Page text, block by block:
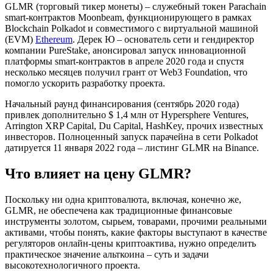
GLMR (торговый тикер монеты) – служебный токен Parachain
smart-контрактов Moonbeam, функционирующего в рамках
Blockchain Polkadot и совместимого с виртуальной машиной
(EVM) Ethereum. Дерек Ю – основатель сети и гендиректор
компании PureStake, анонсировал запуск инновационной
платформы smart-контрактов в апреле 2020 года и спустя
несколько месяцев получил грант от Web3 Foundation, что
помогло ускорить разработку проекта.
Начальный раунд финансирования (сентябрь 2020 года)
привлек дополнительно $ 1,4 млн от Hypersphere Ventures,
Arrington XRP Capital, Du Capital, HashKey, прочих известных
инвесторов. Полноценный запуск парачейна в сети Polkadot
датируется 11 января 2022 года – листинг GLMR на Binance.
Что влияет на цену GLMR?
Поскольку ни одна криптовалюта, включая, конечно же,
GLMR, не обеспечена как традиционные финансовые
инструменты золотом, сырьем, товарами, прочими реальными
активами, чтобы понять, какие факторы выступают в качестве
регуляторов онлайн-цены криптоактива, нужно определить
практическое значение альткоина – суть и задачи
высокотехнологичного проекта.